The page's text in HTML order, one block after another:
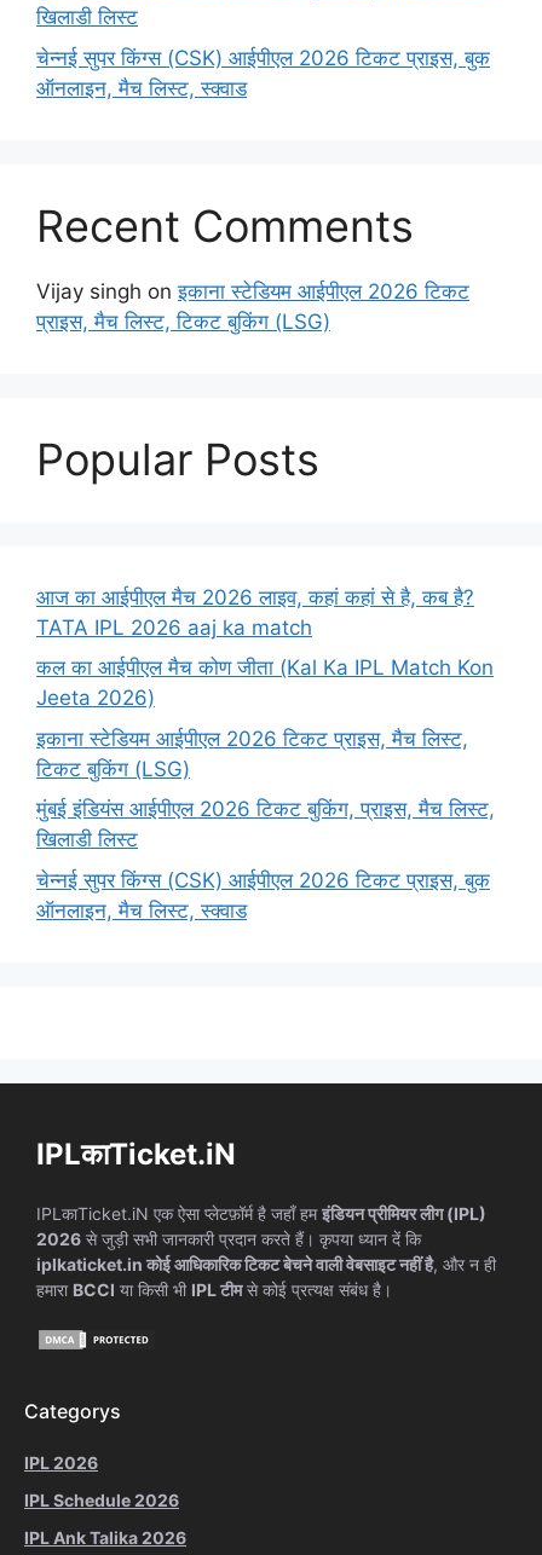
खिलाडी लिस्ट
चेन्नई सुपर किंग्स (CSK) आईपीएल 2026 टिकट प्राइस, बुक
ऑनलाइन, मैच लिस्ट, स्क्वाड
Recent Comments
Vijay singh onइकाना स्टेडियम आईपीएल 2026 टिकट
प्राइस, मैच लिस्ट, टिकट बुकिंग (LSG)
Popular Posts
आज का आईपीएल मैच 2026 लाइव, कहां कहां से है, कब है?
TATA IPL 2026 aaj ka match
कल का आईपीएल मैच कोण जीता (Kal Ka IPL Match Kon
Jeeta 2026)
इकाना स्टेडियम आईपीएल 2026 टिकट प्राइस, मैच लिस्ट,
टिकट बुकिंग (LSG)
मुंबई इंडियंस आईपीएल 2026 टिकट बुकिंग, प्राइस, मैच लिस्ट,
खिलाडी लिस्ट
चेन्नई सुपर किंग्स (CSK) आईपीएल 2026 टिकट प्राइस, बुक
ऑनलाइन, मैच लिस्ट, स्क्वाड
IPLकाTicket.iN
IPLकाTicket.iN एक ऐसा प्लेटफ़ॉर्म है जहाँ हमइंडियन प्रीमियर लीग (IPL)
2026 से जुड़ी सभी जानकारी प्रदान करते हैं। कृपया ध्यान दें कि
iplkaticket.in कोई आधिकारिक टिकट बेचने वाली वेबसाइट नहीं है, और न ही
हमारा BCCI या किसी भी IPL टीमसे कोई प्रत्यक्ष संबंध है।
Categorys
IPL 2026
IPL Schedule 2026
IPL Ank Talika 2026